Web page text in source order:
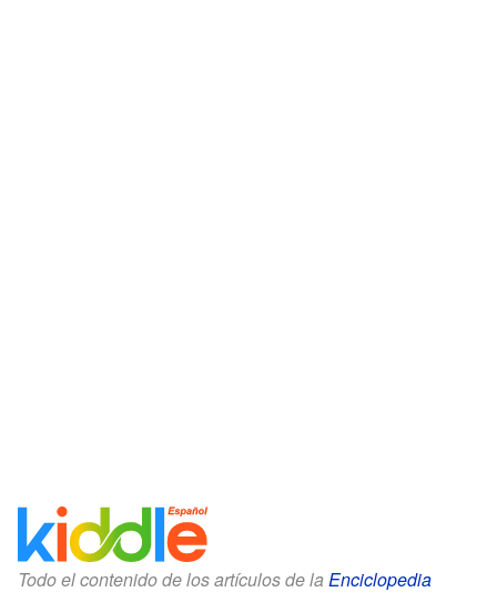
Todo el contenido de los artículos de la Enciclopedia